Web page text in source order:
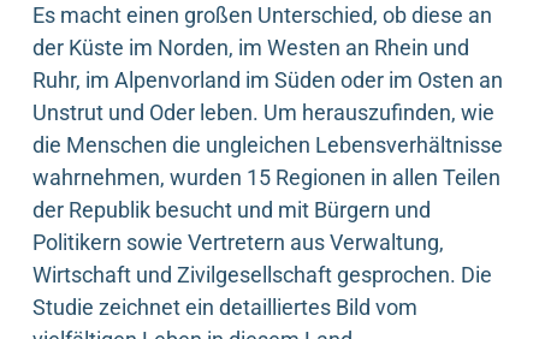
Es macht einen großen Unterschied, ob diese an
der Küste im Norden, im Westen an Rhein und
Ruhr, im Alpenvorland im Süden oder im Osten an
Unstrut und Oder leben. Um herauszufinden, wie
die Menschen die ungleichen Lebensverhältnisse
wahrnehmen, wurden 15 Regionen in allen Teilen
der Republik besucht und mit Bürgern und
Politikern sowie Vertretern aus Verwaltung,
Wirtschaft und Zivilgesellschaft gesprochen. Die
Studie zeichnet ein detailliertes Bild vom